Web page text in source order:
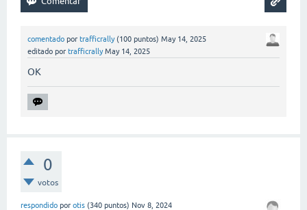
comentado por trafficrally (100 puntos) May 14, 2025
editado por trafficrally May 14, 2025
OK
0
votos
respondido por otis (340 puntos) Nov 8, 2024